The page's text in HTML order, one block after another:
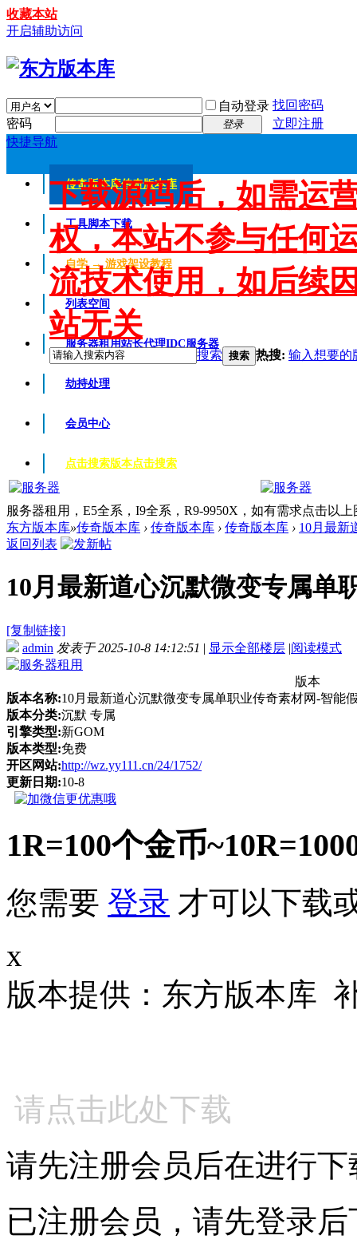
收藏本站
开启辅助访问
自动登录 找回密码
密码
登录
立即注册
快捷导航
传奇版本库传奇版本库
工具脚本下载
自学 → 游戏架设教程
列表空间
服务器租用站长代理IDC服务器
劫持处理
会员中心
点击搜索版本点击搜索
下载源码后，如需运
权，本站不参与任何
流技术使用，如后续
站无关
搜索 搜索 热搜: 输入想要的
服务器租用，E5全系，I9全系，R9-9950X，如有需求点击以
东方版本库»传奇版本库 › 传奇版本库 › 传奇版本库 › 10月最新
返回列表
10月最新道心沉默微变专属单
[复制链接]
admin 发表于 2025-10-8 14:12:51 | 显示全部楼层 |阅读模式
版本
版本名称:10月最新道心沉默微变专属单职业传奇素材网-智能
版本分类:沉默 专属
引擎类型:新GOM
版本类型:免费
开区网站:http://wz.yy111.cn/24/1752/
更新日期:10-8
1R=100个金币
您需要 登录 才可以下载
x
版本提供：东方版本库
请点击此处下载
请先注册会员后在进行下
已注册会员，请先登录后